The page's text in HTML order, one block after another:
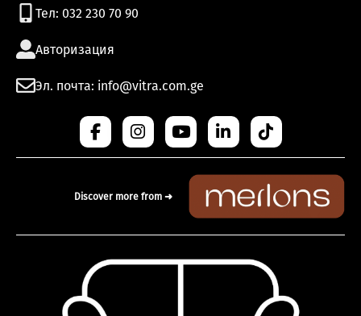
Тел: 032 230 70 90
Авторизация
Эл. почта: info@vitra.com.ge
Discover more from ➜